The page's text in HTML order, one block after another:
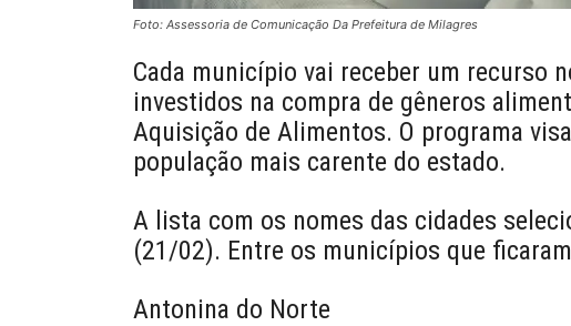
Foto: Assessoria de Comunicação Da Prefeitura de Milagres
Cada município vai receber um recurso
investidos na compra de gêneros
Aquisição de Alimentos. O programa
população mais carente do estado.
A lista com os nomes das cidades
(21/02). Entre os municípios que
Antonina do Norte